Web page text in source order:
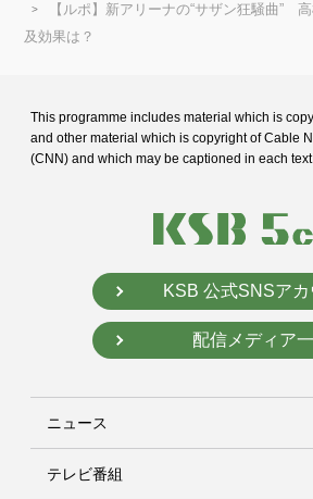
【ルポ】新アリーナの“サザン狂騒曲”
及効果は？
This programme includes material which is
and other material which is copyright of Cable
(CNN) and which may be captioned in each
KSB 公式SNSアカ
配信メディア
ニュース
テレビ番組